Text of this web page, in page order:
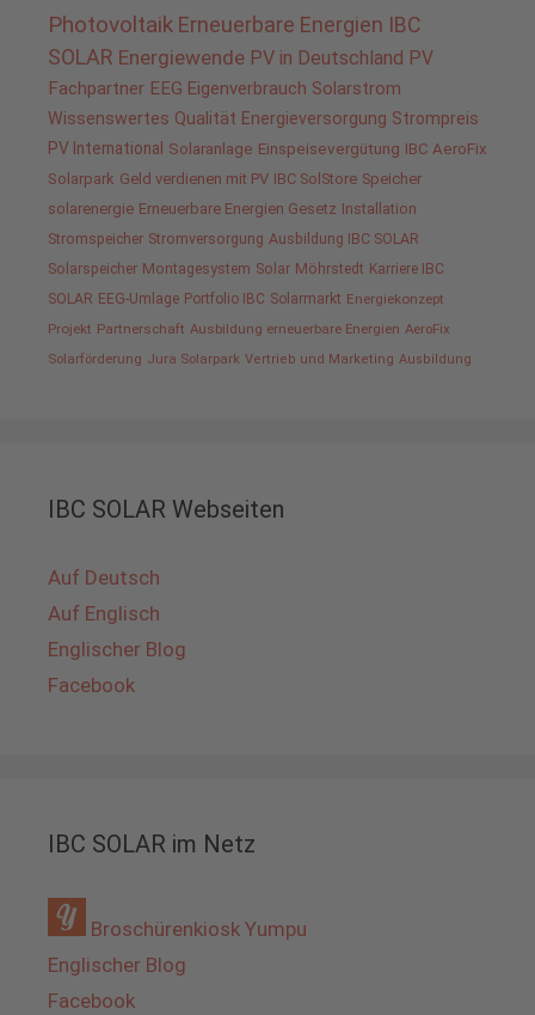
Photovoltaik Erneuerbare Energien IBC
SOLAR Energiewende PV in Deutschland PV
Fachpartner EEG Eigenverbrauch Solarstrom
Wissenswertes Qualität Energieversorgung Strompreis
PV International Solaranlage Einspeisevergütung IBC AeroFix
Solarpark Geld verdienen mit PV IBC SolStore Speicher
solarenergie Erneuerbare Energien Gesetz Installation
Stromspeicher Stromversorgung Ausbildung IBC SOLAR
Solarspeicher Montagesystem Solar Möhrstedt Karriere IBC
SOLAR EEG-Umlage Portfolio IBC Solarmarkt Energiekonzept
Projekt Partnerschaft Ausbildung erneuerbare Energien AeroFix
Solarförderung Jura Solarpark Vertrieb und Marketing Ausbildung
IBC SOLAR Webseiten
Auf Deutsch
Auf Englisch
Englischer Blog
Facebook
IBC SOLAR im Netz
Broschürenkiosk Yumpu
Englischer Blog
Facebook